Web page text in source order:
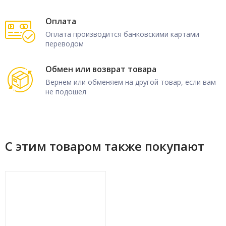
1996 Polaris Snowmobile CLASSIC TOURING (963365)
1996 Polaris Snowmobile EURO 500 CARB SKS (E962564)
1996 Polaris Snowmobile EURO 500 EFI (E963774)
1996 Polaris Snowmobile EURO 500 EFI SKS (E962574)
Оплата
Оплата производится банковскими картами
переводом
Обмен или возврат товара
Вернем или обменяем на другой товар, если вам
не подошел
С этим товаром также покупают